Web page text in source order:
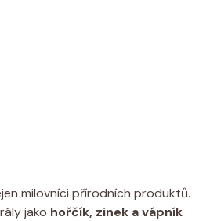
milovníci přírodních produktů.
jako hořčík, zinek a vápník